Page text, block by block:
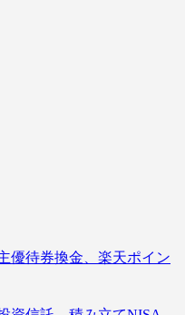
優待券換金、楽天ポイン